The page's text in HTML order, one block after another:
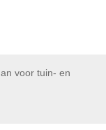
voor tuin- en